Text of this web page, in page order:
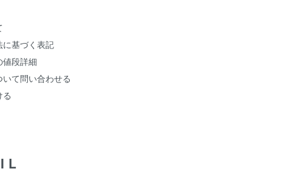
基づく表記
値段詳細
て問い合わせる
る